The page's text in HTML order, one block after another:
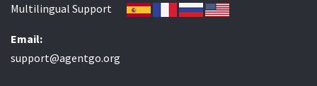
Multilingual Support
Email:
support@agentgo.org